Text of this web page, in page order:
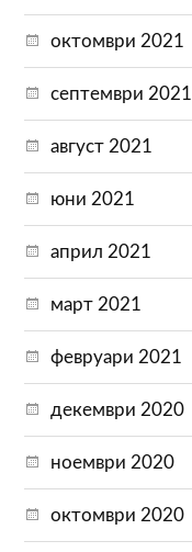
октомври 2021
септември 2021
август 2021
юни 2021
април 2021
март 2021
февруари 2021
декември 2020
ноември 2020
октомври 2020